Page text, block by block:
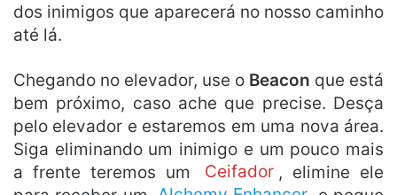
dos inimigos que aparecerá no nosso caminho
até lá.
Chegando no elevador, use o Beacon que está
bem próximo, caso ache que precise. Desça
pelo elevador e estaremos em uma nova área.
Siga eliminando um inimigo e um pouco mais
a frente teremos um
Ceifador , elimine ele